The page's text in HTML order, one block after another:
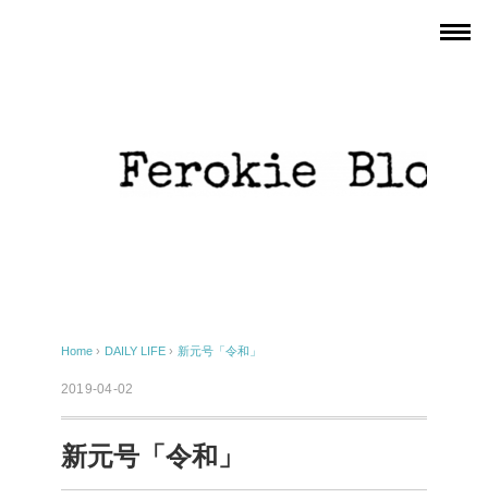
Home › DAILY LIFE › 新元号「令和」
2019-04-02
新元号「令和」